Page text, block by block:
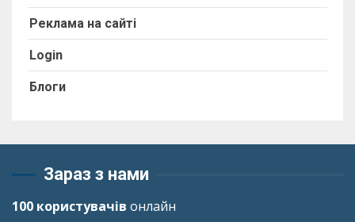
Реклама на сайті
Login
Блоги
Зараз з нами
100 користувачів онлайн